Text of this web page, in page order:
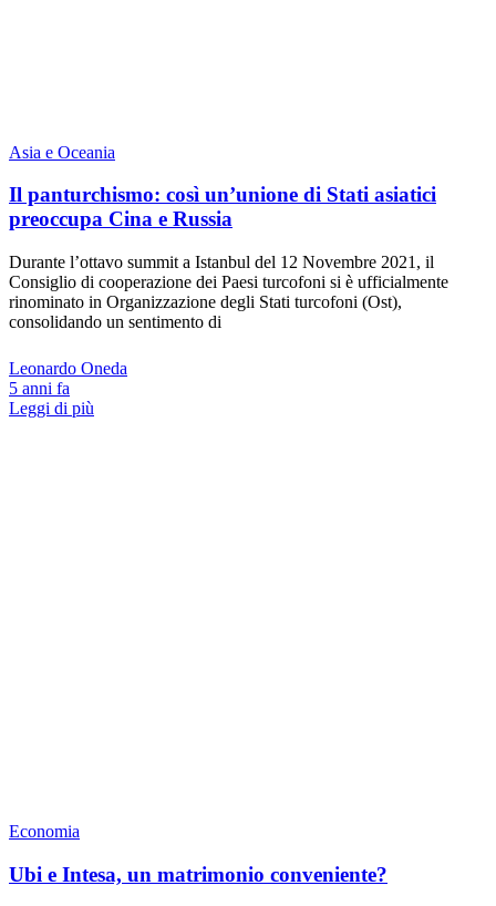
Asia e Oceania
Il panturchismo: così un’unione di Stati asiatici
preoccupa Cina e Russia
Durante l’ottavo summit a Istanbul del 12 Novembre 2021, il
Consiglio di cooperazione dei Paesi turcofoni si è ufficialmente
rinominato in Organizzazione degli Stati turcofoni (Ost),
consolidando un sentimento di
Leonardo Oneda
5 anni fa
Leggi di più
Economia
Ubi e Intesa, un matrimonio conveniente?